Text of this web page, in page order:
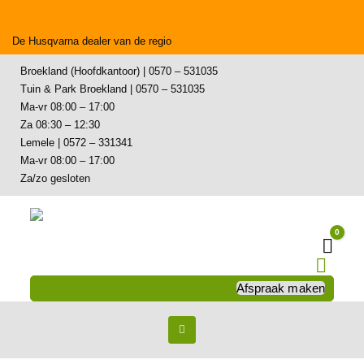
De Husqvarna dealer van de regio
Broekland (Hoofdkantoor) | 0570 – 531035
Tuin & Park Broekland | 0570 – 531035
Ma-vr 08:00 – 17:00
Za 08:30 – 12:30
Lemele | 0572 – 331341
Ma-vr 08:00 – 17:00
Za/zo gesloten
0
Afspraak maken